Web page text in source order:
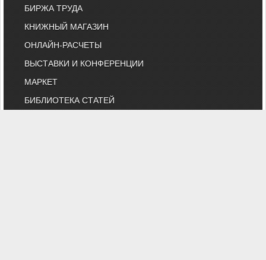
БИРЖА ТРУДА
КНИЖНЫЙ МАГАЗИН
ОНЛАЙН-РАСЧЕТЫ
ВЫСТАВКИ И КОНФЕРЕНЦИИ
МАРКЕТ
БИБЛИОТЕКА СТАТЕЙ